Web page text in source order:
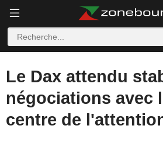
Le Dax attendu
négociations avec
centre de